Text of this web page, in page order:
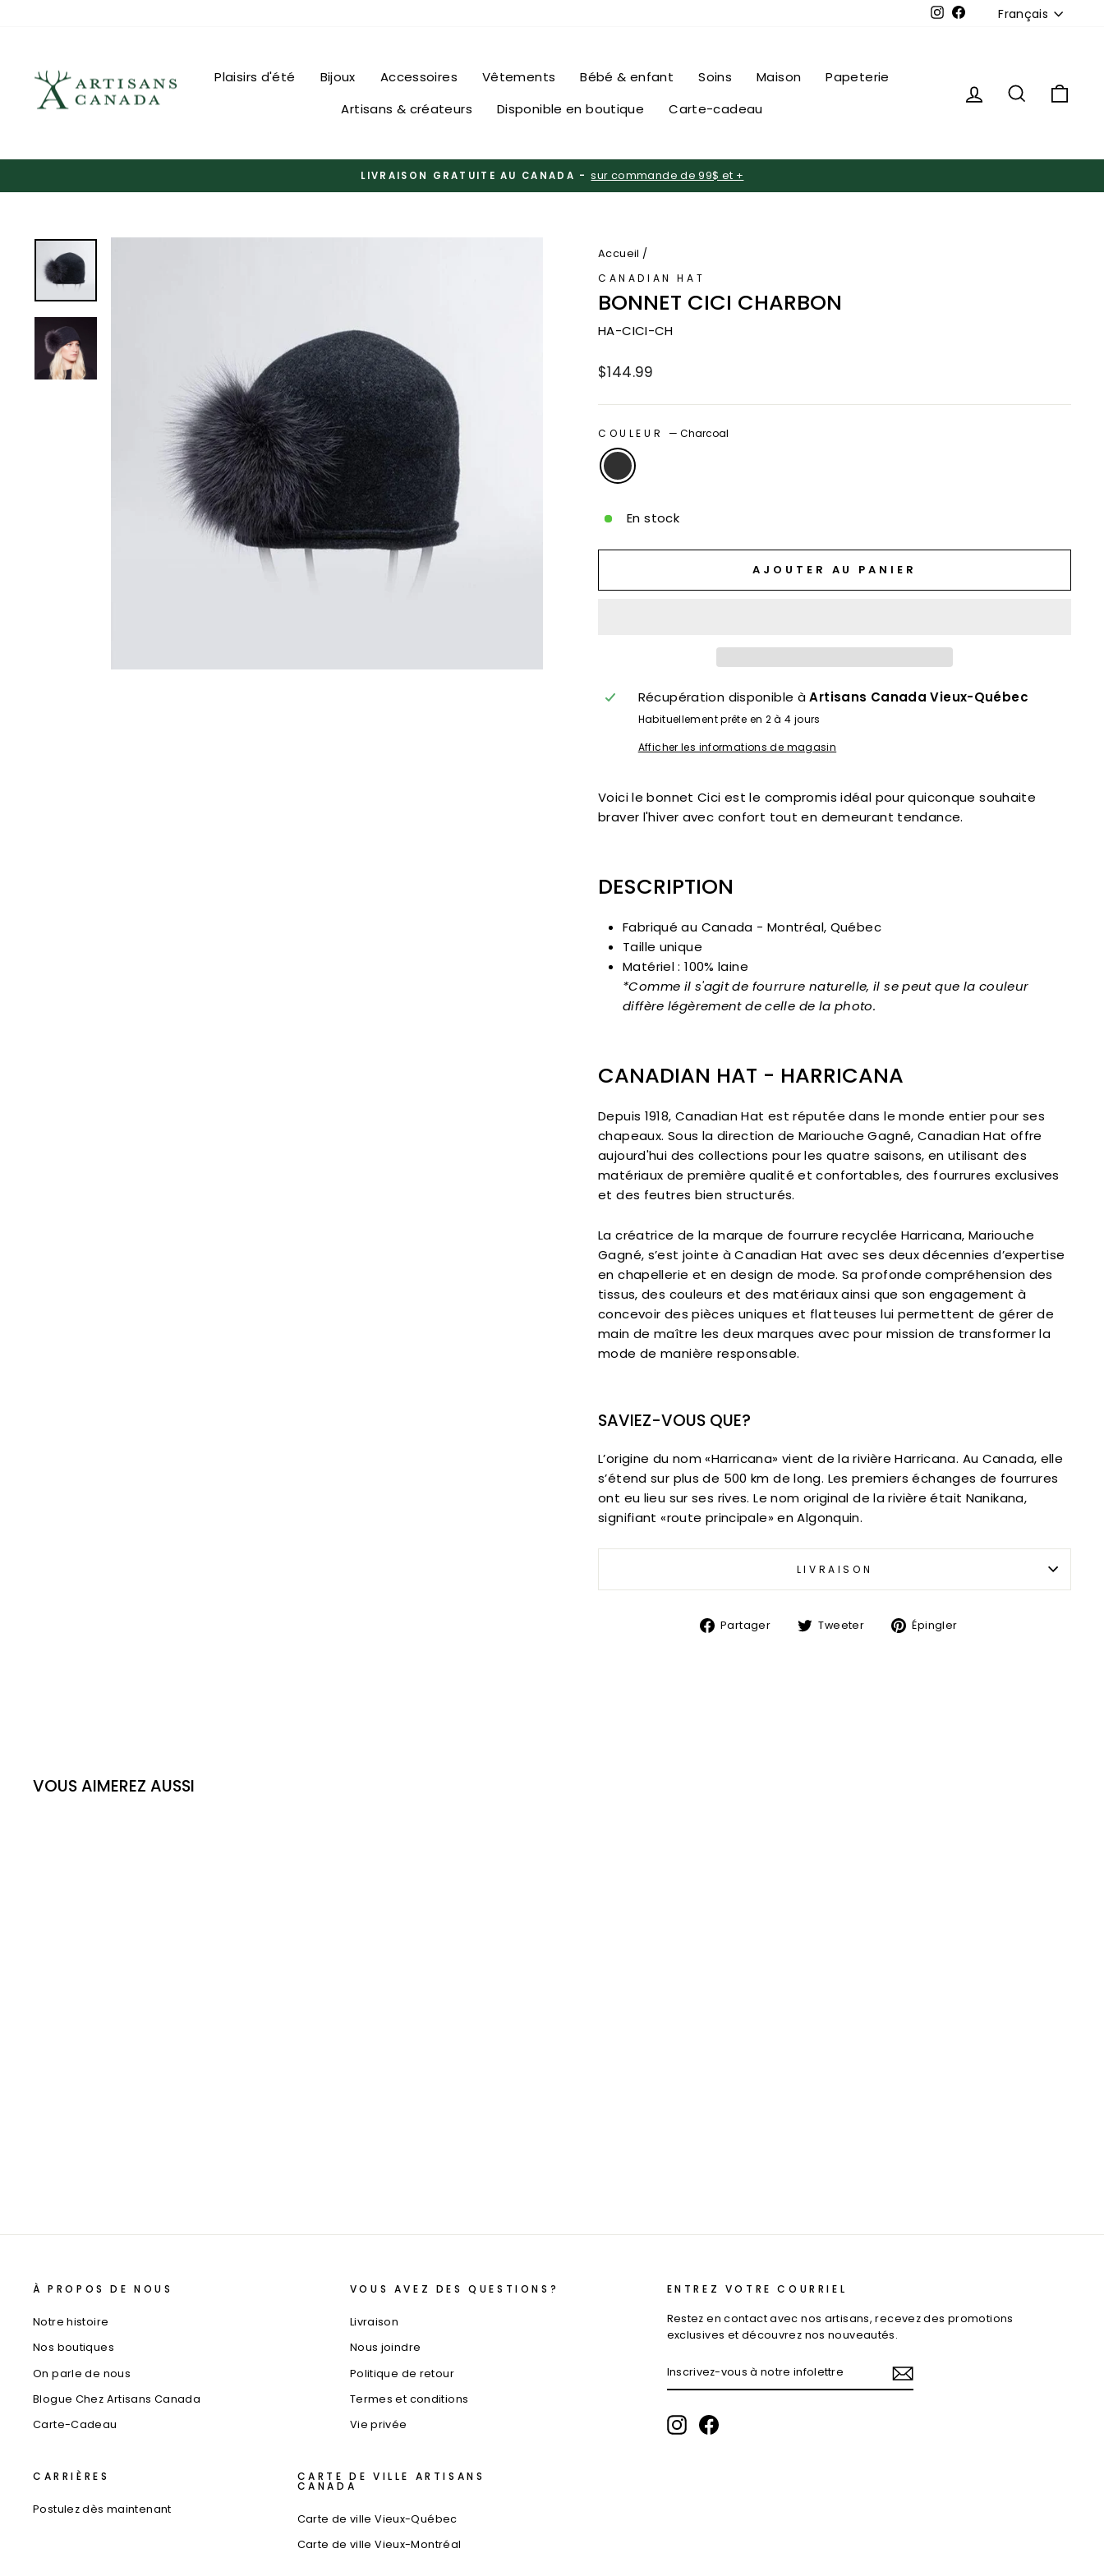
Instagram
FacebookLANGUE
Français
Plaisirs d'été Bijoux Accessoires Vêtements Bébé & enfant Soins Maison
Papeterie
Artisans & créateurs
Disponible en boutique Carte-cadeau
Se connecter
Rechercher
Diaporama
LIVRAISON GRATUITE AU CANADA - sur commande de 99$ et +
Accueil /
CANADIAN HAT
BONNET CICI CHARBON
HA-CICI-CH
Prix
$144.99
COULEUR — Charcoal
En stock
AJOUTER AU PANIER
Récupération disponible àArtisans Canada Vieux-Québec
Habituellement prête en 2 à 4 jours
Afficher les informations de magasin
Voici le bonnet Cici est le compromis idéal pour quiconque souhaite
braver l'hiver avec confort tout en demeurant tendance.
DESCRIPTION
Fabriqué au Canada - Montréal, Québec
Taille unique
Matériel : 100% laine
*Comme il s'agit de fourrure naturelle, il se peut que la couleur
diffère légèrement de celle de la photo.
CANADIAN HAT - HARRICANA
Depuis 1918, Canadian Hat est réputée dans le monde entier pour ses
chapeaux. Sous la direction de Mariouche Gagné, Canadian Hat offre
aujourd'hui des collections pour les quatre saisons, en utilisant des
matériaux de première qualité et confortables, des fourrures exclusives
et des feutres bien structurés.
La créatrice de la marque de fourrure recyclée Harricana, Mariouche
Gagné, s’est jointe à Canadian Hat avec ses deux décennies d’expertise
en chapellerie et en design de mode. Sa profonde compréhension des
tissus, des couleurs et des matériaux ainsi que son engagement à
concevoir des pièces uniques et flatteuses lui permettent de gérer de
main de maître les deux marques avec pour mission de transformer la
mode de manière responsable.
SAVIEZ-VOUS QUE?
L’origine du nom «Harricana» vient de la rivière Harricana. Au Canada, elle
s’étend sur plus de 500 km de long. Les premiers échanges de fourrures
ont eu lieu sur ses rives. Le nom original de la rivière était Nanikana,
signifiant «route principale» en Algonquin.
LIVRAISON
Partager
PartagerTweeter
TweeterÉpingler
VOUS AIMEREZ AUSSI
À PROPOS DE NOUS
Notre histoire
Nos boutiques
On parle de nous
Blogue Chez Artisans Canada
Carte-Cadeau
VOUS AVEZ DES QUESTIONS?
Livraison
Nous joindre
Politique de retour
Termes et conditions
Vie privée
ENTREZ VOTRE COURRIEL
Restez en contact avec nos artisans, recevez des promotions
exclusives et découvrez nos nouveautés.
VOUS
À
INFOLETTRE
InstagramFacebook
CARRIÈRES
Postulez dès maintenant
CARTE DE VILLE ARTISANS
CANADA
Carte de ville Vieux-Québec
Carte de ville Vieux-Montréal